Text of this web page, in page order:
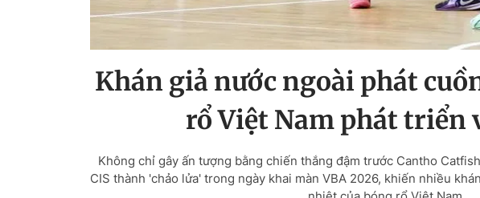
Khán giả nước ngoài phát
rổ Việt Nam phát triển
Không chỉ gây ấn tượng bằng chiến thắng đậm trước Cantho
CIS thành 'chảo lửa' trong ngày khai màn VBA 2026, khiến nhiều